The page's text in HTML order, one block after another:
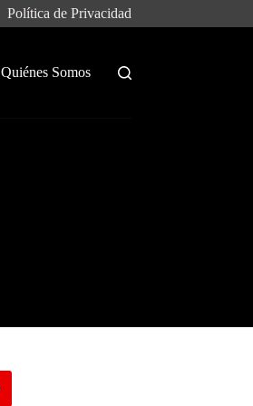
Política de Privacidad
Quiénes Somos